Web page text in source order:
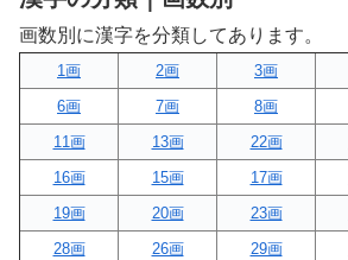
画数別に漢字を分類してあります。
1画 2画 3画
6画
7画 8画
11画
13画 22画
16画
15画 17画
19画
20画 23画
28画
26画 29画